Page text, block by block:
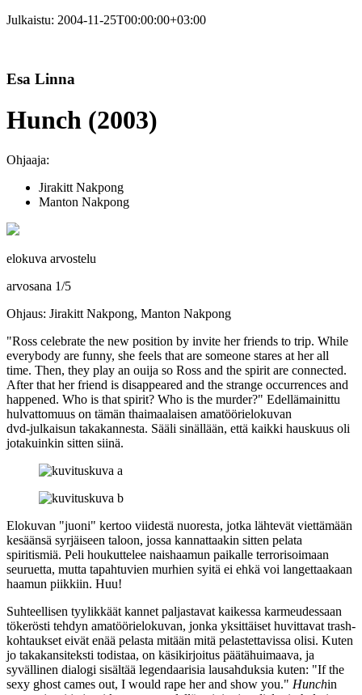
Julkaistu: 2004-11-25T00:00:00+03:00
Esa Linna
Hunch (2003)
Ohjaaja:
Jirakitt Nakpong
Manton Nakpong
elokuva arvostelu
arvosana 1/5
Ohjaus: Jirakitt Nakpong, Manton Nakpong
"Ross celebrate the new position by invite her friends to trip. While
everybody are funny, she feels that are someone stares at her all
time. Then, they play an ouija so Ross and the spirit are connected.
After that her friend is disappeared and the strange occurrences and
happened. Who is that spirit? Who is the murder?" Edellämainittu
hulvattomuus on tämän thaimaalaisen amatöörielokuvan
dvd‑julkaisun takakannesta. Sääli sinällään, että kaikki hauskuus oli
jotakuinkin sitten siinä.
Elokuvan "juoni" kertoo viidestä nuoresta, jotka lähtevät viettämään
kesäänsä syrjäiseen taloon, jossa kannattaakin sitten pelata
spiritismiä. Peli houkuttelee naishaamun paikalle terrorisoimaan
seuruetta, mutta tapahtuvien murhien syitä ei ehkä voi langettaakaan
haamun piikkiin. Huu!
Suhteellisen tyylikkäät kannet paljastavat kaikessa karmeudessaan
tökerösti tehdyn amatöörielokuvan, jonka yksittäiset huvittavat trash-
kohtaukset eivät enää pelasta mitään mitä pelastettavissa olisi. Kuten
jo takakansiteksti todistaa, on käsikirjoitus päätähuimaava, ja
syvällinen dialogi sisältää legendaarisia lausahduksia kuten: "If the
sexy ghost cames out, I would rape her and show you." Hunchin